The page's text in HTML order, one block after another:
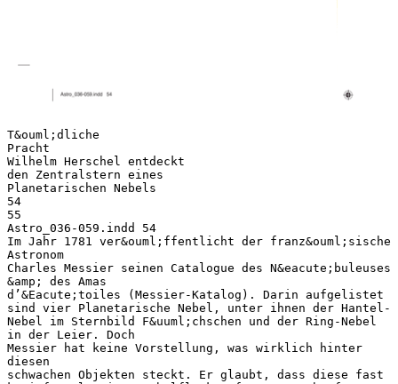
T&ouml;dliche
Pracht
Wilhelm Herschel entdeckt
den Zentralstern eines
Planetarischen Nebels
54
55
Astro_036-059.indd 54
Im Jahr 1781 ver&ouml;ffentlicht der franz&ouml;sische
Astronom
Charles Messier seinen Catalogue des N&eacute;buleuses
&amp; des Amas
d’&Eacute;toiles (Messier-Katalog). Darin aufgelistet
sind vier Planetarische Nebel, unter ihnen der Hantel-
Nebel im Sternbild F&uuml;chschen und der Ring-Nebel
in der Leier. Doch
Messier hat keine Vorstellung, was wirklich hinter
diesen
schwachen Objekten steckt. Er glaubt, dass diese fast